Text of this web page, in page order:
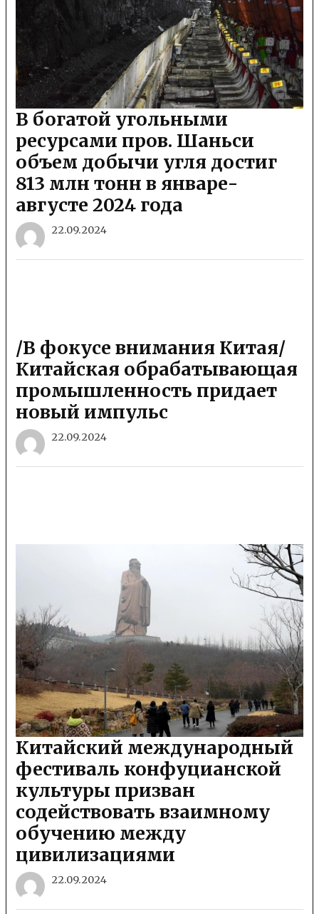
В богатой угольными
ресурсами пров. Шаньси
объем добычи угля достиг
813 млн тонн в январе-
августе 2024 года
22.09.2024
/В фокусе внимания Китая/
Китайская обрабатывающая
промышленность придает
новый импульс
22.09.2024
Китайский международный
фестиваль конфуцианской
культуры призван
содействовать взаимному
обучению между
цивилизациями
22.09.2024